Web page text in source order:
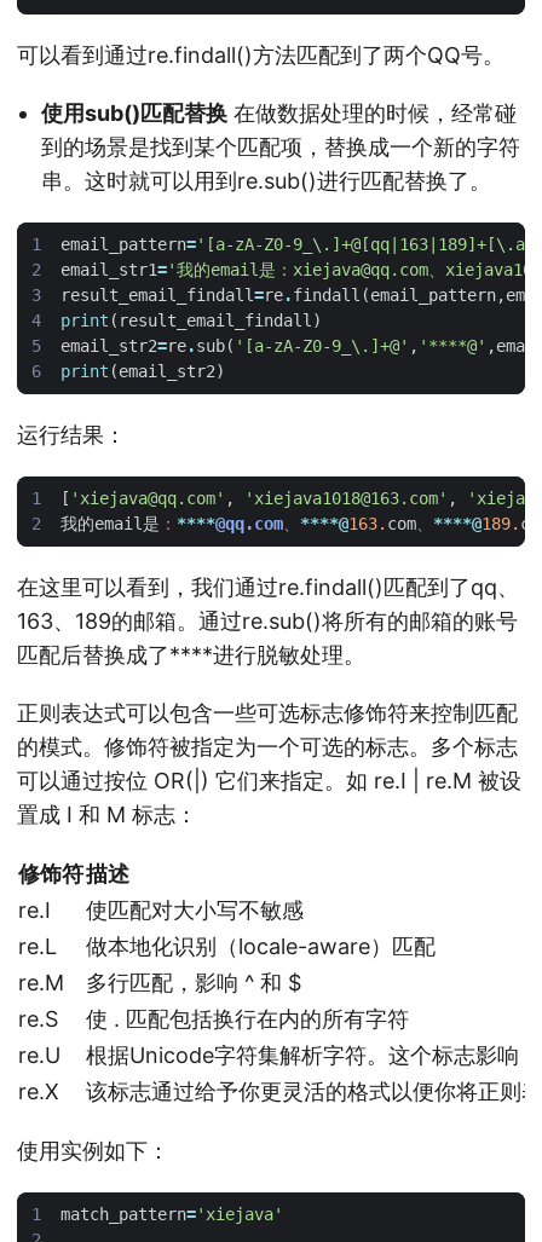
可以看到通过re.findall()方法匹配到了两个QQ号。
使用sub()匹配替换 在做数据处理的时候，经常碰
到的场景是找到某个匹配项，替换成一个新的字符
串。这时就可以用到re.sub()进行匹配替换了。
email_pattern='[a-zA-Z0-9_\.]+@[qq|163|189]+[\.a-
email_str1='我的email是：xiejava@qq.com、
result_email_findall=re.findall (email_pattern,
print ( result_email_findall )
email_str2=re.sub( '[a-zA-Z0-9_\.]+@' , '****@' ,
print (email_str2)
运行结果：
[ 'xiejava@qq.com' , 'xiejava1018@163.com' ,
我的email是 ： ****@qq.com ****@163. com ****@189.
在这里可以看到，我们通过re.findall()匹配到了qq、
163、189的邮箱。通过re.sub()将所有的邮箱的账号
匹配后替换成了****进行脱敏处理。
正则表达式可以包含一些可选标志修饰符来控制匹配
的模式。修饰符被指定为一个可选的标志。多个标志
可以通过按位 OR(|) 它们来指定。如 re.I | re.M 被设
置成 I 和 M 标志：
修饰符描述
re.I
使匹配对大小写不敏感
re.L
做本地化识别（locale-aware）匹配
re.M
多行匹配，影响 ^ 和 $
re.S
使 . 匹配包括换行在内的所有字符
re.U
根据Unicode字符集解析字符。这个标志影响
re.X
该标志通过给予你更灵活的格式以便你将正则
使用实例如下：
match_pattern='xiejava'